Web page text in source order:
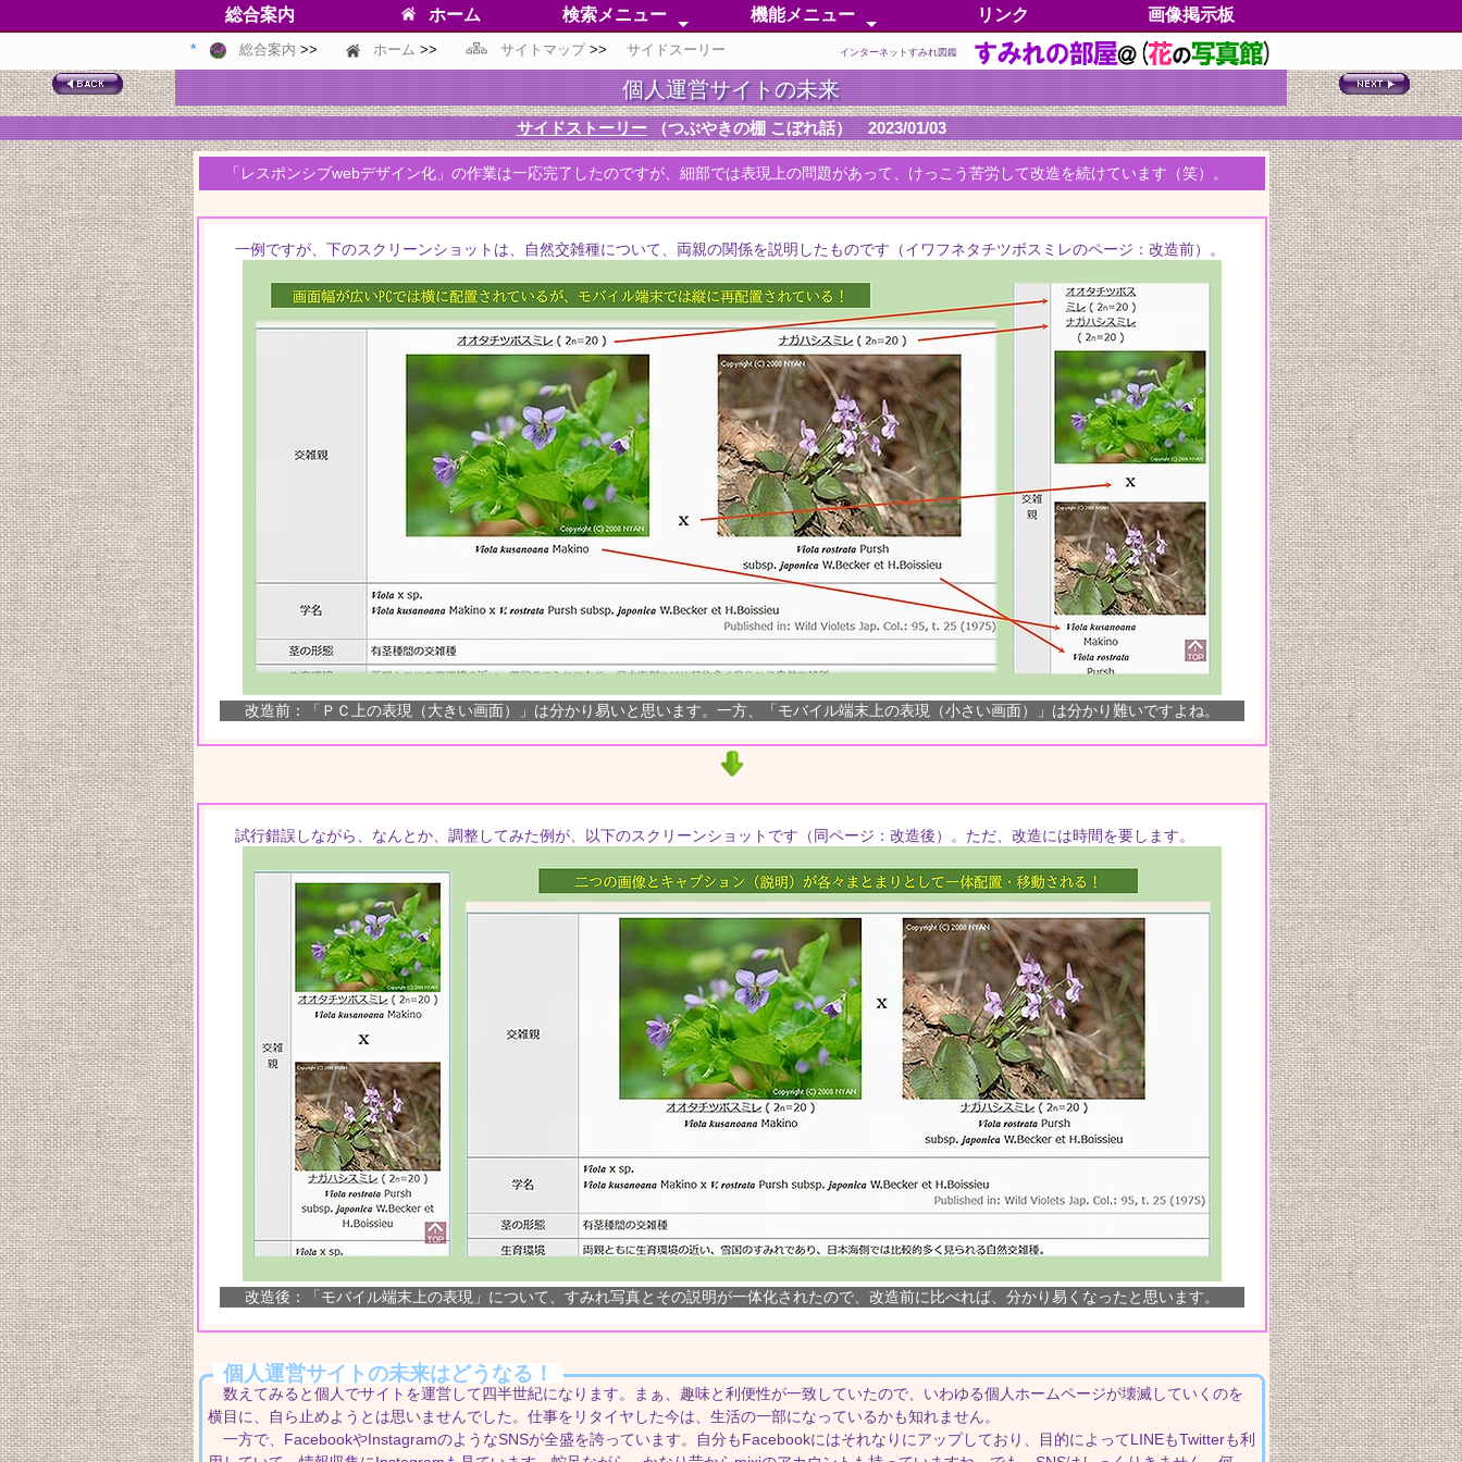
総合案内 ホーム 検索メニュー
50音順検索
分 類 検 索
無 茎 種
有 茎 種
外 国 種
自然交雑種
人工交配種
同定困惑中
色彩別検索
芳香属性分類
検索ポイント
機能メニュー
すみれの分類
分類一覧
学名一覧
別名一覧
絶滅危惧種
五十歩百歩
各地のすみれ
垂直分布
水平分布
イベント情報
書籍雑誌情報
よもやま情報
各部の名称
すみれグッズ
すみれの種子
すみれの切手
高尾山の魅力
トピックス
サイドストーリー
My動画集
出逢いたいすみれたち
徒然草25
徒然草(blog)
おねがいごと
ご協力者一覧
お客様マップ
プロファイル
更新履歴
リンク 画像掲示板
総合案内 ホーム サイトマップ サイドスーリー インターネットすみれ図鑑
個人運営サイトの未来
サイドストーリー（つぶやきの棚 こぼれ話） 2023/01/03
「レスポンシブwebデザイン化」の作業は一応完了したのですが、細部では表現上の問題があって、けっこう苦労して改造を続けています（笑）。
一例ですが、下のスクリーンショットは、自然交雑種について、両親の関係を説明したものです（イワフネタチツボスミレのページ：改造前）。
改造前：「ＰＣ上の表現（大きい画面）」は分かり易いと思います。一方、「モバイル端末上の表現（小さい画面）」は分かり難いですよね。
試行錯誤しながら、なんとか、調整してみた例が、以下のスクリーンショットです（同ページ：改造後）。ただ、改造には時間を要します。
改造後：「モバイル端末上の表現」について、すみれ写真とその説明が一体化されたので、改造前に比べれば、分かり易くなったと思います。
個人運営サイトの未来はどうなる！
数えてみると個人でサイトを運営して四半世紀になります。まぁ、趣味と利便性が一致していたので、いわゆる個人ホームページが壊滅していくのを
横目に、自ら止めようとは思いませんでした。仕事をリタイヤした今は、生活の一部になっているかも知れません。
一方で、FacebookやInstagramのようなSNSが全盛を誇っています。自分もFacebookにはそれなりにアップしており、目的によってLINEもTwitterも利